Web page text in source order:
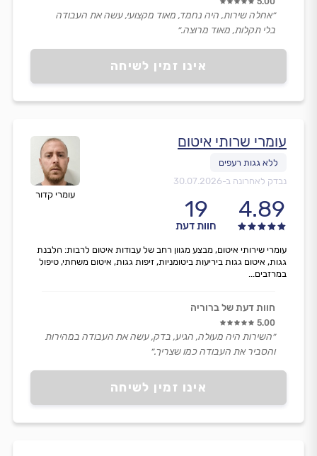
אינו זמין לשיחה
״אחלה שירות, היה נחמד, מאוד מקצועי, עשה את העבודה
בלי תקלות, מאוד מרוצה.״
עומרי קדור
עומרי שרותי איטום
נבדק לאחרונה ב-30.07.2026
4.89
19
חוות דעת
אינו זמין לשיחה
עומרי שירותי איטום, מבצע מגוון רחב של עבודות איטום לרבות: הלבנת
גגות, איטום גגות ביריעות ביטומניות, זיפות גגות, איטום משחתי, טיפול
במרזבים...
חוות דעת של ברוריה
5.00
״השירות היה מעולה, הגיע, בדק, עשה את העבודה במהירות
והסביר את העבודה כמו שצריך.״